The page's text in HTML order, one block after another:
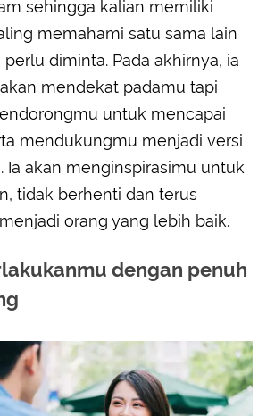
sehingga kalian memiliki
memahami satu sama lain
diminta. Pada akhirnya, ia
mendekat padamu tapi
untuk mencapai
mendukungmu menjadi versi
Ia akan menginspirasimu untuk
tidak berhenti dan terus
orang yang lebih baik.
dengan penuh